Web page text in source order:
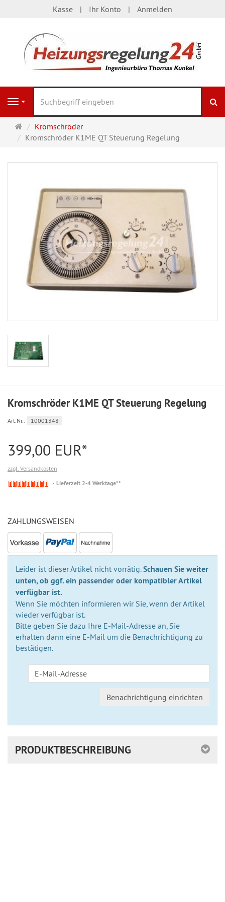
Kasse Ihr Konto Anmelden
Navigation
Startseite
Kromschröder
Kromschröder K1ME QT Steuerung Regelung
Kromschröder K1ME QT Steuerung Regelung
Art.Nr.: 10001348
399,00 EUR*
zzgl. Versandkosten
Nicht
Lieferzeit 2-4 Werktage**
ZAHLUNGSWEISEN
Leider ist dieser Artikel nicht vorrätig.Schauen Sie weiter
unten, ob ggf. ein passender oder kompatibler Artikel
verfügbar ist.
Wenn Sie möchten informieren wir Sie, wenn der Artikel
wieder verfügbar ist.
Bitte geben Sie dazu Ihre E-Mail-Adresse an, Sie
erhalten dann eine E-Mail um die Benachrichtigung zu
bestätigen.
Benachrichtigung einrichten
PRODUKTBESCHREIBUNG